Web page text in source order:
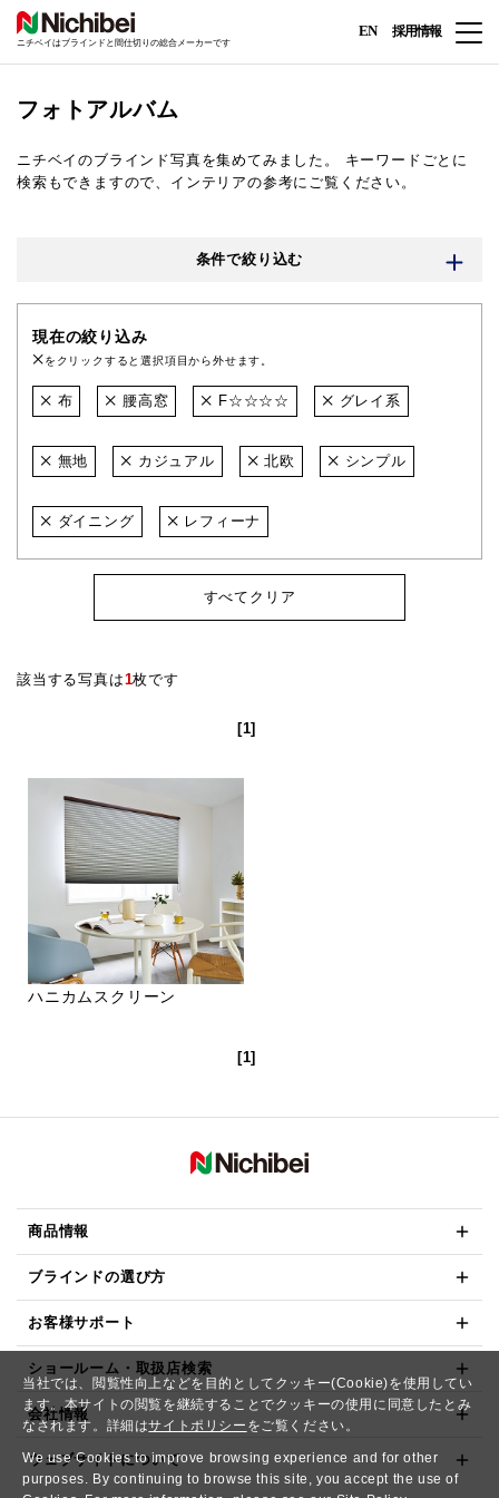
当社では、閲覧性向上などを目的としてクッキー(Cookie)を使用してい
ます。本サイトの閲覧を継続することでクッキーの使用に同意したとみ
なされます。詳細はサイトポリシー をご覧ください。
We use Cookies to improve browsing experience and for other
purposes. By continuing to browse this site, you accept the use of
ニチベイはブラインドと間仕切りの総合メーカーです
EN 採用情報
フォトアルバム
ニチベイのブラインド写真を集めてみました。
キーワードごとに
検索もできますので、インテリアの参考にご覧ください。
条件で絞り込む
現在の絞り込み
をクリックすると選択項目から外せます。
布 腰高窓 F☆☆☆☆ グレイ系
無地 カジュアル 北欧 シンプル
ダイニング レフィーナ
すべてクリア
該当する写真は1枚です
[1]
ハニカムスクリーン
[1]
商品情報
ブラインドの選び方
お客様サポート
ショールーム・取扱店検索
会社情報
ウェブサイトについて